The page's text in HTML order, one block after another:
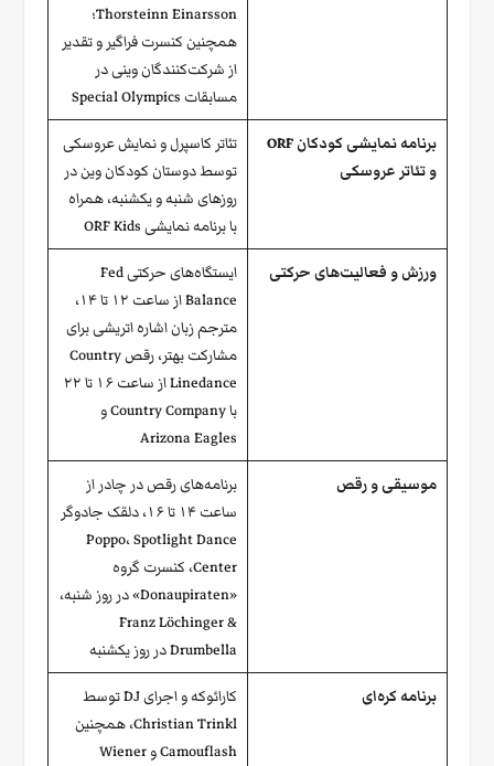
Thorsteinn Einarsson؛
همچنین کنسرت فراگیر و تقدیر
از شرکت‌کنندگان وینی در
مسابقات Special Olympics
برنامه نمایشی کودکان ORF
و تئاتر عروسکی
تئاتر کاسپرل و نمایش عروسکی
توسط دوستان کودکان وین در
روزهای شنبه و یکشنبه، همراه
با برنامه نمایشی ORF Kids
ورزش و فعالیت‌های حرکتی
ایستگاه‌های حرکتی Fed
Balance از ساعت ۱۲ تا ۱۴،
مترجم زبان اشاره اتریشی برای
مشارکت بهتر، رقص Country
Linedance از ساعت ۱۶ تا ۲۲
با Country Company و
Arizona Eagles
موسیقی و رقص
برنامه‌های رقص در چادر از
ساعت ۱۴ تا ۱۶، دلقک جادوگر
Poppo، Spotlight Dance
Center، کنسرت گروه
«Donaupiraten» در روز شنبه،
Franz Löchinger &
Drumbella در روز یکشنبه
برنامه کره‌ای
کارائوکه و اجرای DJ توسط
Christian Trinkl، همچنین
Camouflash و Wiener